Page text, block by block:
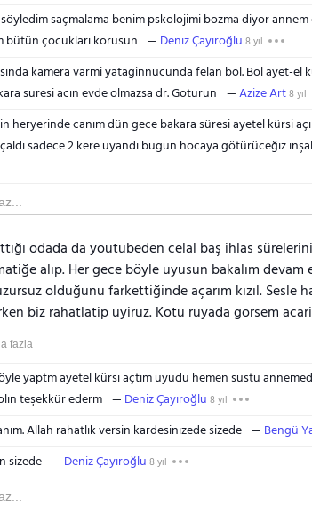
saçmalama benim pskolojimi bozma diyor
bütün çocukları korusun
Deniz Çayıroğlu 8 yıl
kamera varmi yataginnucunda felan böl. Bol ayet-el
suresi acın evde olmazsa dr. Goturun
Azize Art8 yıl
heryerinde canım dün gece bakara süresi ayetel kürsi
sadece 2 kere uyandı bugun hocaya götürüceğiz
odada da youtubeden celal baş ihlas
alıp. Her gece böyle uyusun bakalım devam
olduğunu farkettiğinde açarım kızıl. Sesle
biz rahatlatip uyiruz. Kotu ruyada gorsem
fazla
yaptm ayetel kürsi açtım uyudu hemen sustu
teşekkür ederm
Deniz Çayıroğlu 8 yıl
Allah rahatlık versin kardesinızede sizede Bengü
sizede Deniz Çayıroğlu 8 yıl